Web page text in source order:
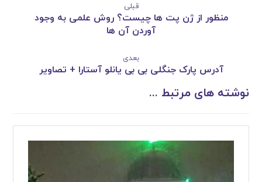
قبلی
منظور از ژن پت ها چیست؟ روش علمی به وجود
آوردن آن ها
بعدی
آدرس پارک جنگلی بی بی یانلو آستارا + تصاویر
نوشته های مرتبط ...